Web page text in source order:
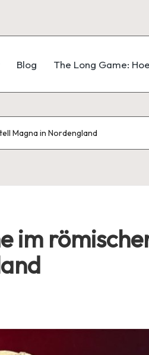
Blog The Long Game:
Magna in Nordengland
im